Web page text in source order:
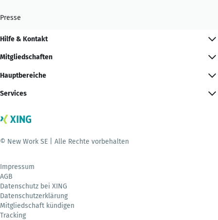
Presse
Hilfe & Kontakt
Mitgliedschaften
Hauptbereiche
Services
© New Work SE | Alle Rechte vorbehalten
Impressum
AGB
Datenschutz bei XING
Datenschutzerklärung
Mitgliedschaft kündigen
Tracking